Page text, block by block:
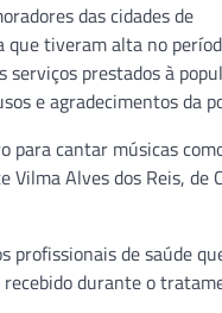
das cidades de
tiveram alta no
prestados à
e agradecimentos da
cantar músicas como
Alves dos Reis,
de saúde
durante o